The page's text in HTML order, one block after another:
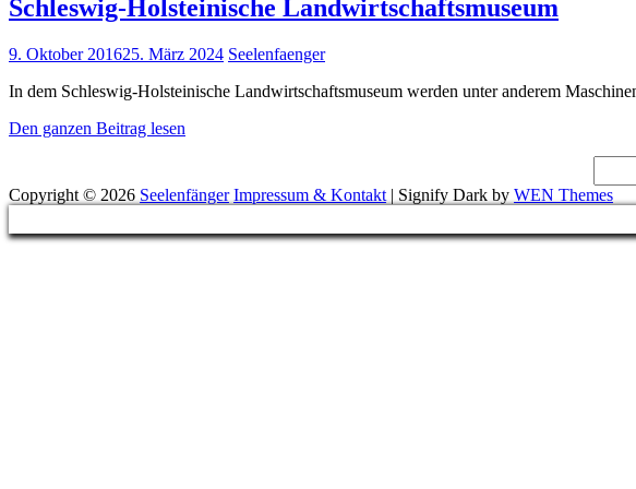
Schleswig-Holsteinische Landwirtschaftsmuseum
Posted
9. Oktober 201625. März 2024 Seelenfaenger
In dem Schleswig-Holsteinische Landwirtschaftsmuseum werden unter anderem
Den ganzen Beitrag lesen
Copyright © 2026 Seelenfänger Impressum & Kontakt | Signify Dark by WEN Themes
Scroll
Up